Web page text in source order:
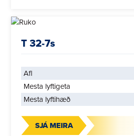
T 32-7s
Afl
Mesta lyftigeta
Mesta lyftihæð
SJÁ MEIRA